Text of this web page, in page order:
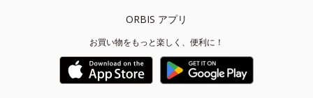
ORBIS アプリ
お買い物をもっと楽しく、便利に！